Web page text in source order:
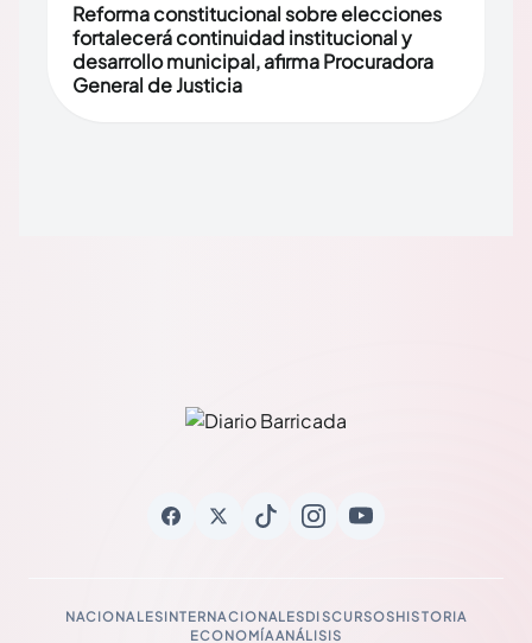
Reforma constitucional sobre elecciones
fortalecerá continuidad institucional y
desarrollo municipal, afirma Procuradora
General de Justicia
NACIONALESINTERNACIONALESDISCURSOSHISTORIA
ECONOMÍAANÁLISIS